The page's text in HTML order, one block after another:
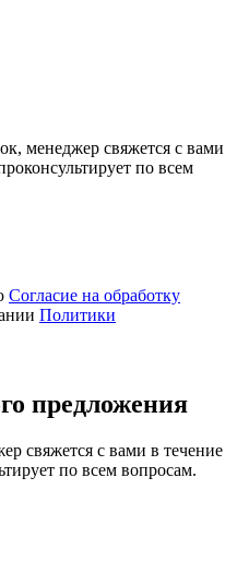
менеджер свяжется с вами
по всем
Согласие на обработку
Политики
предложения
свяжется с вами в течение
по всем вопросам.